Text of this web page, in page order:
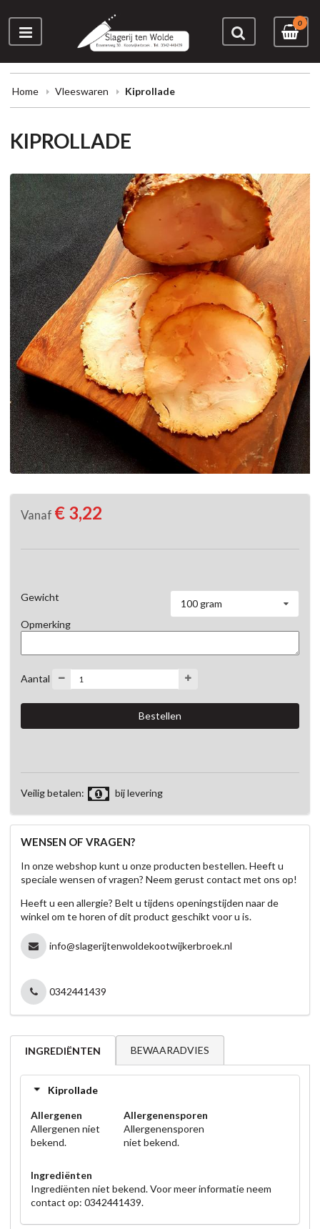
0
Home Vleeswaren Kiprollade
KIPROLLADE
Vanaf € 3,22
Gewicht
100 gram
Opmerking
Aantal
Veilig betalen: bij levering
WENSEN OF VRAGEN?
In onze webshop kunt u onze producten bestellen. Heeft u
speciale wensen of vragen? Neem gerust contact met ons op!
Heeft u een allergie? Belt u tijdens openingstijden naar de
winkel om te horen of dit product geschikt voor u is.
info@slagerijtenwoldekootwijkerbroek.nl
0342441439
INGREDIËNTEN BEWAARADVIES
Kiprollade
Allergenen
Allergenen niet
bekend.
Allergenensporen
Allergenensporen
niet bekend.
Ingrediënten
Ingrediënten niet bekend. Voor meer informatie neem
contact op: 0342441439.